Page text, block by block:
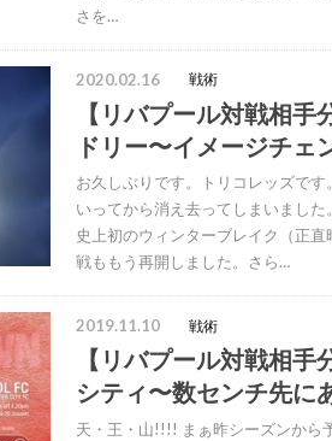
さを…
2020.02.16 戦術
【リバプール対戦相
ドリー〜イメージチェ
お久しぶりです。トリコレッズで
いってから消え去ってしまいまし
史上初のウィンターブレイク（正
戦ももう再開しました。さら…
2019.11.10 戦術
【リバプール対戦相手
シティ〜数センチ先に
天・王・山!!!! まぁ昨シーズンから